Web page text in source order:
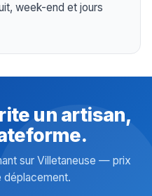
week-end et jours
un artisan,
sur Villetaneuse — prix
déplacement.